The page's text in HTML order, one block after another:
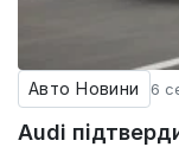
Авто Новини 6
Audi